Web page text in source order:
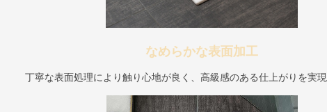
なめらかな表面加工
丁寧な表面処理により触り心地が良く、高級感のある仕上がりを実現